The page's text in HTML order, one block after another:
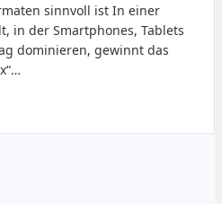
sinnvoll ist In einer
in der Smartphones, Tablets
dominieren, gewinnt das